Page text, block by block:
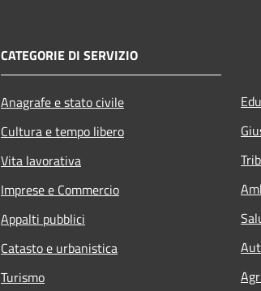
CATEGORIE DI SERVIZIO
Anagrafe e stato civile
Cultura e tempo libero
Vita lavorativa
Imprese e Commercio
Appalti pubblici
Catasto e urbanistica
Turismo